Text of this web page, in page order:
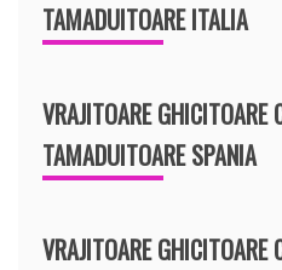
TAMADUITOARE ITALIA
VRAJITOARE GHICITOARE
TAMADUITOARE SPANIA
VRAJITOARE GHICITOARE